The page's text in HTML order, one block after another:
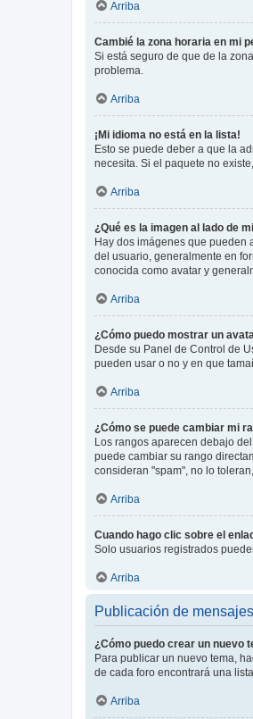
Arriba
Cambié la zona horaria en mi
Si está seguro de que de la
problema.
Arriba
¡Mi idioma no está en la lista!
Esto se puede deber a que la
necesita. Si el paquete no
Arriba
¿Qué es la imagen al lado de
Hay dos imágenes que pueden
del usuario, generalmente en
conocida como avatar y
Arriba
¿Cómo puedo mostrar un
Desde su Panel de Control de
pueden usar o no y en que
Arriba
¿Cómo se puede cambiar mi
Los rangos aparecen debajo
puede cambiar su rango
consideran "spam", no lo
Arriba
Cuando hago clic sobre el
Solo usuarios registrados
Arriba
Publicación de mensajes
¿Cómo puedo crear un nuevo
Para publicar un nuevo tema,
de cada foro encontrará una
Arriba